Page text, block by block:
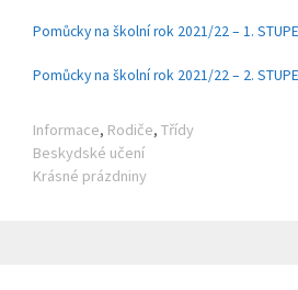
Pomůcky na školní rok 2021/22 – 1.
Pomůcky na školní rok 2021/22 – 2.
Rubriky
Informace, Rodiče, Třídy
Beskydské učení
Krásné prázdniny